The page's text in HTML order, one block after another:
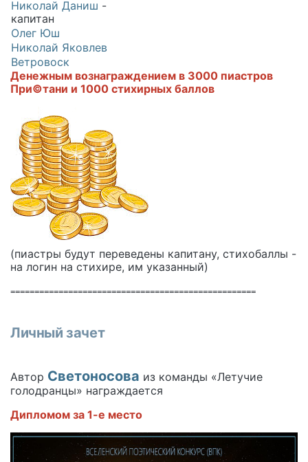
Николай Даниш -
капитан
Олег Юш
Николай Яковлев
Ветровоск
Денежным вознаграждением в 3000 пиастров
При©тани и 1000 стихирных баллов
(пиастры будут переведены капитану, стихобаллы -
на логин на стихире, им указанный)
===================================================
Личный зачет
Автор Светоносова из команды «Летучие
голодранцы» награждается
Дипломом за 1-е место